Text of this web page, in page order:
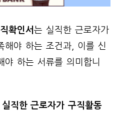
확인서는 실직한 근로자가
해야 하는 조건과, 이를 신
야 하는 서류를 의미합니
직한 근로자가 구직활동